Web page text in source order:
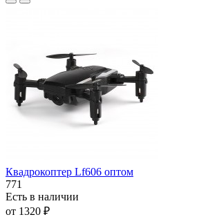
Квадрокоптер Lf606 оптом
771
Есть в наличии
от 1320 ₽